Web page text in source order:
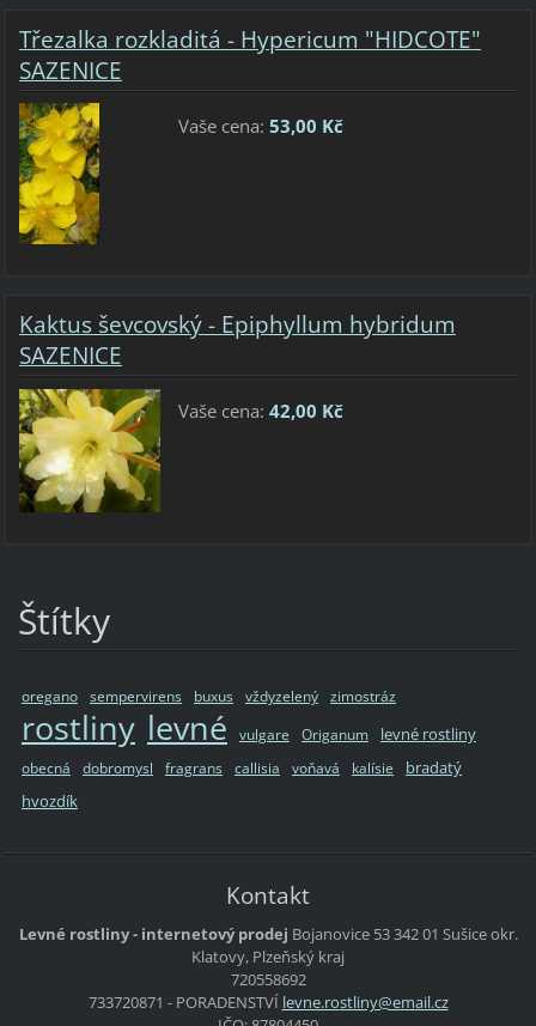
Třezalka rozkladitá - Hypericum "HIDCOTE"
SAZENICE
Vaše cena: 53,00 Kč
Kaktus ševcovský - Epiphyllum hybridum
SAZENICE
Vaše cena: 42,00 Kč
Štítky
oregano sempervirens buxus vždyzelený zimostráz
rostliny levné vulgare Origanum levné rostliny
obecná dobromysl fragrans callisia voňavá kalísie
bradatý
hvozdík
Kontakt
Levné rostliny - internetový prodej Bojanovice 53342 01 Sušiceokr.
Klatovy, Plzeňský kraj
720558692
733720871 - PORADENSTVÍ levne.rostliny@email.cz